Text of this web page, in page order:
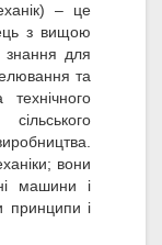
– це
з вищою
знання для
та
вони
машини і
принципи і